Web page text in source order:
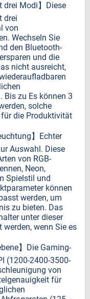
drei Modi】Diese
drei
von
Wechseln Sie
den Bluetooth-
und die
nicht ausreicht,
Bis zu Es können 3
solche
die Produktivität
】Echter
Auswahl. Diese
von RGB-
Neon,
Spielstil und
können
werden, um
zu bieten. Das
unter dieser
wenn Sie es
】Die Gaming-
(1200-2400-3500-
von
für